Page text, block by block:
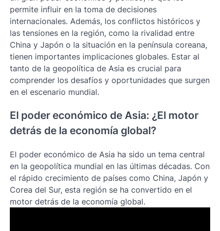
permite influir en la toma de decisiones
internacionales. Además, los conflictos históricos y
las tensiones en la región, como la rivalidad entre
China y Japón o la situación en la península coreana,
tienen importantes implicaciones globales. Estar al
tanto de la geopolítica de Asia es crucial para
comprender los desafíos y oportunidades que surgen
en el escenario mundial.
El poder económico de Asia: ¿El motor
detrás de la economía global?
El poder económico de Asia ha sido un tema central
en la geopolítica mundial en las últimas décadas. Con
el rápido crecimiento de países como China, Japón y
Corea del Sur, esta región se ha convertido en el
motor detrás de la economía global.